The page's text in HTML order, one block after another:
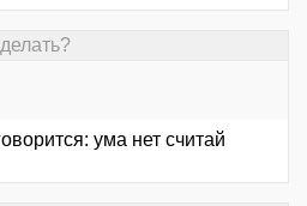
ума нет считай